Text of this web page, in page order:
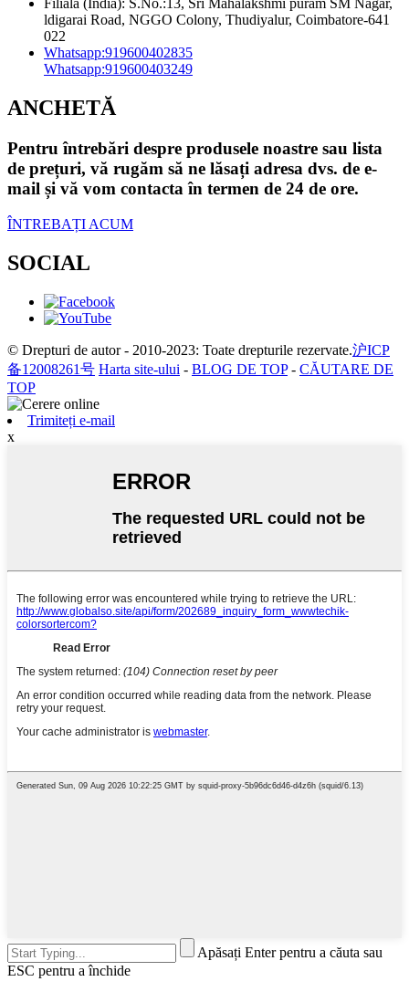
Filiala (India): S.No.:13, Sri Mahalakshmi puram SM Nagar,
ldigarai Road, NGGO Colony, Thudiyalur, Coimbatore-641
022
Whatsapp:919600402835
Whatsapp:919600403249
ANCHETĂ
Pentru întrebări despre produsele noastre sau lista
de prețuri, vă rugăm să ne lăsați adresa dvs. de e-
mail și vă vom contacta în termen de 24 de ore.
ÎNTREBAȚI ACUM
SOCIAL
© Drepturi de autor - 2010-2023: Toate drepturile rezervate.沪ICP
备12008261号 Harta site-ului - BLOG DE TOP- CĂUTARE DE
TOP
Trimiteți e-mail
x
Apăsați Enter pentru a căuta sau
ESC pentru a închide